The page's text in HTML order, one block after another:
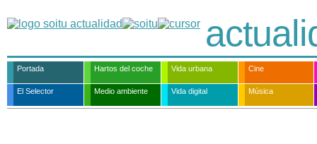
Portada Hartos del coche Vida urbana Cine
El Selector Medio ambiente Vida digital Música